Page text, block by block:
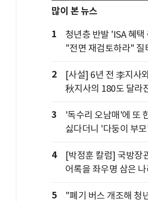
많이 본 뉴스
1
청년층 반발 'ISA 혜택
"전면 재검토하라" 질
2
[사설] 6년 전 李지사
秋지사의 180도 달라
3
'독수리 오남매'에 또
싫다더니 '다둥이 부
4
[박정훈 칼럼] 국방장
어록을 좌우명 삼은
5
"폐기 버스 개조해 청